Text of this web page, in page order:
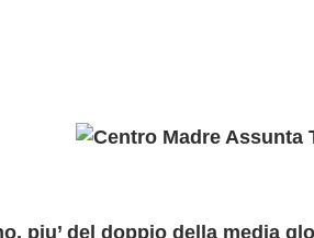
piu’ del doppio della media